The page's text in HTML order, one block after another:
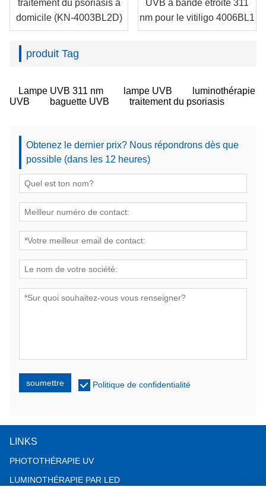
traitement du psoriasis à
domicile (KN-4003BL2D)
UVB à bande étroite 311
nm pour le vitiligo 4006BL1
produit Tag
Lampe UVB 311 nm lampe UVB
luminothérapie
UVB
baguette UVB traitement du psoriasis
Obtenez le dernier prix? Nous répondrons dès que
possible (dans les 12 heures)
soumettre Politique de confidentialité
LINKS
PHOTOTHÉRAPIE UV
LUMINOTHÉRAPIE PAR LED